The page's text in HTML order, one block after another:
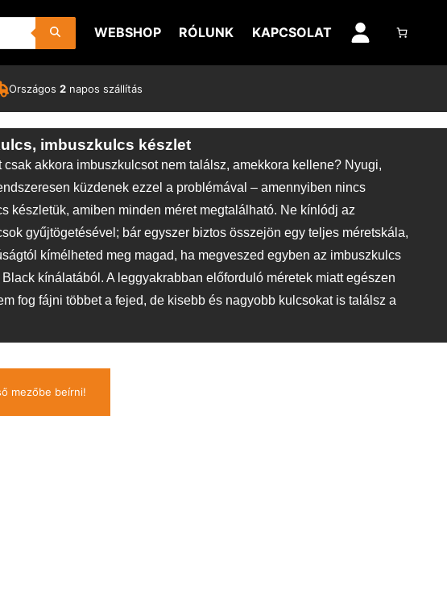
WEBSHOP RÓLUNK KAPCSOLAT
Országos 2napos szállítás
imbuszkulcs készlet
csak akkora imbuszkulcsot nem találsz, amekkora kellene? Nyugi,
küzdenek ezzel a problémával – amennyiben nincs
készletük, amiben minden méret megtalálható. Ne kínlódj az
gyűjtögetésével; bár egyszer biztos összejön egy teljes méretskála,
kímélheted meg magad, ha megveszed egyben az imbuszkulcs
Black kínálatából. A leggyakrabban előforduló méretek miatt egészen
fog fájni többet a fejed, de kisebb és nagyobb kulcsokat is találsz a
mezőbe beírni!